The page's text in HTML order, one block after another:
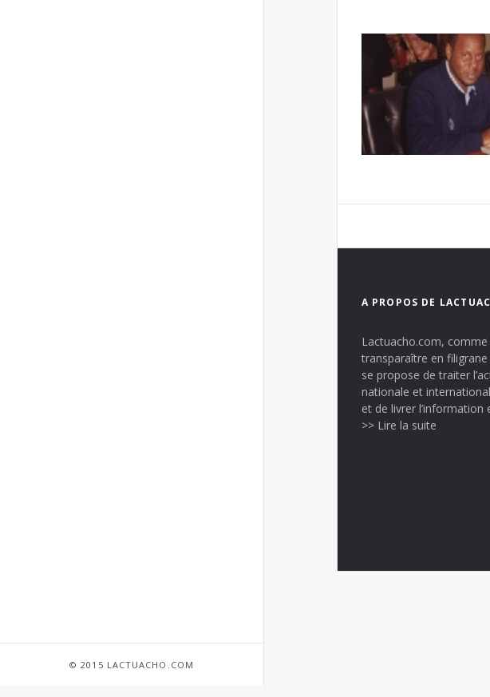
© 2015 LACTUACHO.COM
A PROPOS DE
Lactuacho.com, comme
transparaître en
se propose de traiter
nationale et
et de livrer l’information
>> Lire la suite